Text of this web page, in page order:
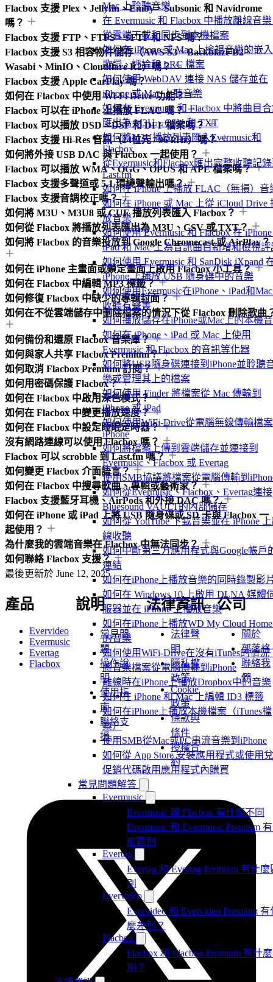
Mac 上聆聽音樂
在 Evermusic 和 Flacbox 中播放離線音
從雲端下載和同步到本機檔案
如何在 iPhone 或 Mac 上檢視音樂的嵌
歌詞、評論和 LRC 檔案
如何使用 WebDAV 連接 NAS 儲存並在
iPhone 或 Mac 上聽音樂
如何在 Evermusic 和 Flacbox 中將曲目
匯出為 M3U、CSV 和 TXT
如何將M3U播放列表匯入Evermusic和
Flacbox
從Evermusic和Flacbox匯出完整收聽記
Last.fm
如何在 iPhone 上播放 FLAC（無損）音
如何在 iPhone 或 Mac 上從 iCloud Drive
放音樂
如何使用 Evermusic 和 Flacbox 在
iPad 和 Mac 上為音訊曲目新增和檢視評
如何使用 Evermusic 和 SanDisk iXpand
iPhone 上播放 USB 隨身碟中的音樂
如何使用Evermusic在iPhone、iPad和
收聽有聲書
如何播放儲存在iPhone或Mac上的本機
如何在 iPhone、iPad 或 Mac 上使用
Evermusic 和 Flacbox 的音訊等化器
如何將USB隨身碟連接到iPhone並聆聽
樂或管理其上的檔案
如何使用 Finder 將檔案從 Mac 傳輸到
iPhone 或 iPad
如何使用WiFi-Drive從電腦無線傳輸檔
iPhone
如何將檔案上傳到雲端儲存並連接到
Evermusic、Flacbox 或 Evertag
使用SMB協議將檔案從電腦傳輸到
如何從Evermusic、Flacbox、Evertag連接
Bluesound VAULT的內部儲存
如何從 YouTube 下載音樂並在 iPhone
線收聽
如何中斷第三方應用程式與Google帳戶
連結
如何在iPhone上播放音樂的同時錄製影
如何在 Windows 10 上啟用 DLNA 媒體
服器並在 iPhone 上播放音樂
如何在iPhone上播放WD My Cloud
的音樂
如何使用WiFi-Drive在沒有iTunes的情況
將音樂檔案從電腦傳輸到iPhone
離線時在iPhone上播放Dropbox中的音樂
如何在 iPhone 和 Mac 上編輯 ID3 標籤
如何在iPhone上播放本機檔案（iTunes檔
案）
使用SMB從Mac或PC串流音樂到iPhone
如何從 App Store 安裝應用程式或使用
促銷代碼啟用應用程式內購買
常見問題解答
Evermusic
Evermusic 與 Flacbox 有什麼不同
Evermusic 和 Evermusic Premium
麼區別
Evertag
Evertag 和 Evertag Premium 有什麼
別
Evervideo
Evervideo 和 Evervideo Premium 有
麼差別？
Flacbox
Flacbox 和 Flacbox Premium 有什
別？
Flacbox 支援 Plex、Jellyfin、Emby、Subsonic 和 Navidrome
嗎？
Flacbox 支援 FTP、FTPS、SFTP 和 NFS 嗎？
Flacbox 支援 S3 相容物件儲存（AWS S3、Backblaze B2、
Wasabi、MinIO、Cloudflare R2）嗎？
Flacbox 支援 Apple CarPlay 嗎？
如何在 Flacbox 中使用 Wi-Fi Drive 功能？
Flacbox 可以在 iPhone 上播放 FLAC 嗎？
Flacbox 可以播放 DSD、DSF 和 DFF 檔案嗎？
Flacbox 支援 Hi-Res 音訊（24位元 / 96 kHz）嗎？
如何將外接 USB DAC 與 Flacbox 一起使用？
Flacbox 可以播放 WMA、OGG、OPUS 和 APE 檔案嗎？
Flacbox 支援多聲道或 5.1 環繞聲輸出嗎？
Flacbox 支援音調校正嗎？
如何將 M3U、M3U8 或 CUE 播放列表匯入 Flacbox？
如何從 Flacbox 將播放列表匯出為 M3U、CSV 或 TXT？
如何將 Flacbox 的音樂投放到 Google Chromecast 或 AirPlay？
如何在 iPhone 主畫面或鎖定畫面上啟用 Flacbox 小工具？
如何在 Flacbox 中編輯 MP3 標籤？
如何修復 Flacbox 中缺少的專輯封面？
如何在不從雲端儲存中刪除檔案的情況下從 Flacbox 刪除歌曲
如何備份和還原 Flacbox 音樂庫？
如何與家人共享 Flacbox Premium？
如何取消 Flacbox Premium 訂閱？
如何用密碼保護 Flacbox？
如何在 Flacbox 中啟用深色模式？
如何在 Flacbox 中變更播放速度？
如何在 Flacbox 中設定睡眠定時器？
沒有網路連線可以使用 Flacbox 嗎？
Flacbox 可以 scrobble 到 Last.fm 嗎？
如何變更 Flacbox 介面語言？
如何在 Flacbox 中搜尋歌曲、專輯或藝術家？
Flacbox 支援藍牙耳機、AirPods 和外接 DAC 嗎？
如何在 iPhone 或 iPad 上將 USB 隨身碟或 SD 卡與 Flacbox 一
起使用？
為什麼我的雲端音樂在 Flacbox 中無法同步？
如何聯絡 Flacbox 支援？
最後更新於 June 12, 2025
產品
Evervideo
Evermusic
Evertag
Flacbox
說明
常見問
題
操作說
明
使用指
南
聯絡支
援
法律資訊
法律聲
明
隱私權
政策
Cookie
政策
條款與
條件
授權合
約
公司
關於
部落格
聯絡我
們